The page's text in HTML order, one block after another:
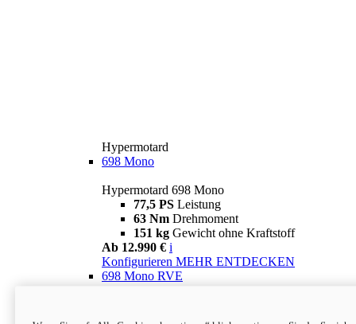
Hypermotard
698 Mono
Hypermotard 698 Mono
77,5 PS Leistung
63 Nm Drehmoment
151 kg Gewicht ohne Kraftstoff
Ab 12.990 € i
Konfigurieren MEHR ENTDECKEN
698 Mono RVE
77,5 PS
Leistung